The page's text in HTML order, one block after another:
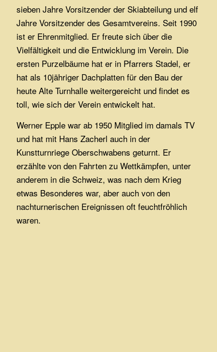
sieben Jahre Vorsitzender der Skiabteilung und elf
Jahre Vorsitzender des Gesamtvereins. Seit 1990
ist er Ehrenmitglied. Er freute sich über die
Vielfältigkeit und die Entwicklung im Verein. Die
ersten Purzelbäume hat er in Pfarrers Stadel, er
hat als 10jähriger Dachplatten für den Bau der
heute Alte Turnhalle weitergereicht und findet es
toll, wie sich der Verein entwickelt hat.
Werner Epple war ab 1950 Mitglied im damals TV
und hat mit Hans Zacherl auch in der
Kunstturnriege Oberschwabens geturnt. Er
erzählte von den Fahrten zu Wettkämpfen, unter
anderem in die Schweiz, was nach dem Krieg
etwas Besonderes war, aber auch von den
nachturnerischen Ereignissen oft feuchtfröhlich
waren.